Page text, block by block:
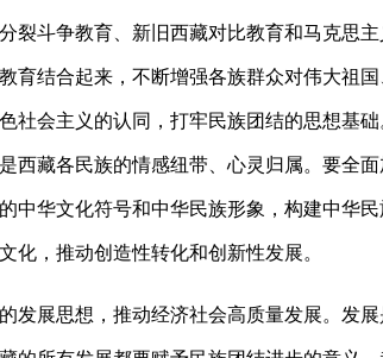
裂斗争教育、新旧西藏对比教育和马克思
育结合起来，不断增强各族群众对伟大祖
社会主义的认同，打牢民族团结的思想基
西藏各民族的情感纽带、心灵归属。要全
中华文化符号和中华民族形象，构建中华
化，推动创造性转化和创新性发展。
展思想，推动经济社会高质量发展。发展